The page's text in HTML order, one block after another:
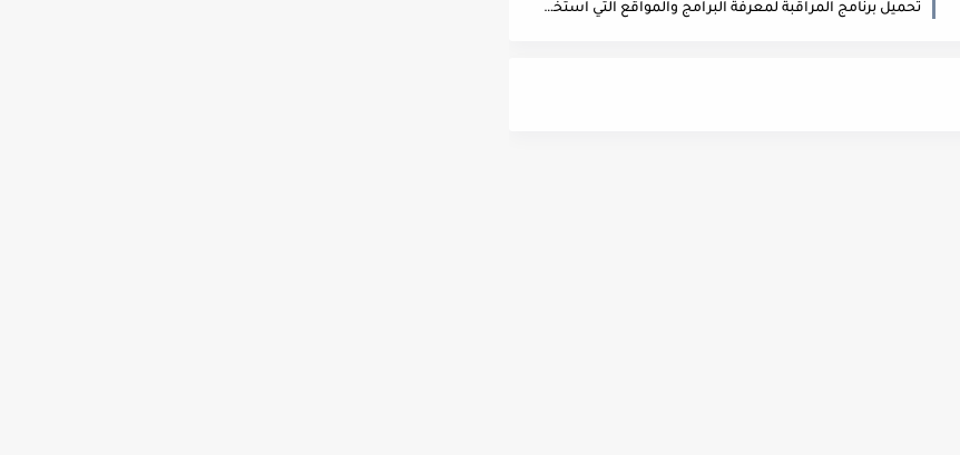
تحميل برنامج المراقبة لمعرفة البرامج والمواقع التي استخدمها الأخرين download System Surveillance